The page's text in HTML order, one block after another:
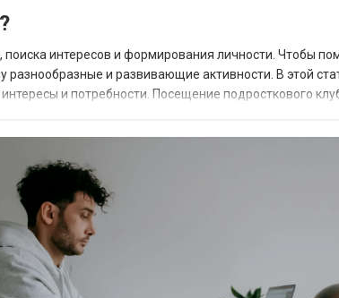
интересов и формирования личности. Чтобы
и развивающие активности. В этой
и потребности. Посещение подросткового